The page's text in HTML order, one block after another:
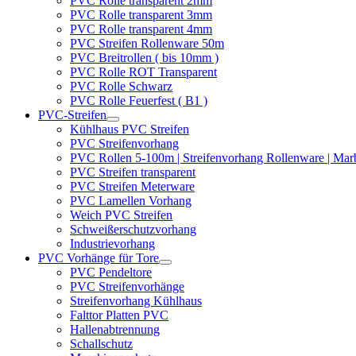
PVC Rolle transparent 3mm
PVC Rolle transparent 4mm
PVC Streifen Rollenware 50m
PVC Breitrollen ( bis 10mm )
PVC Rolle ROT Transparent
PVC Rolle Schwarz
PVC Rolle Feuerfest ( B1 )
PVC-Streifen
Kühlhaus PVC Streifen
PVC Streifenvorhang
PVC Rollen 5-100m | Streifenvorhang Rollenware |
PVC Streifen transparent
PVC Streifen Meterware
PVC Lamellen Vorhang
Weich PVC Streifen
Schweißerschutzvorhang
Industrievorhang
PVC Vorhänge für Tore
PVC Pendeltore
PVC Streifenvorhänge
Streifenvorhang Kühlhaus
Falttor Platten PVC
Hallenabtrennung
Schallschutz